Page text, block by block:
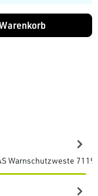
Wert
Warnschutzweste